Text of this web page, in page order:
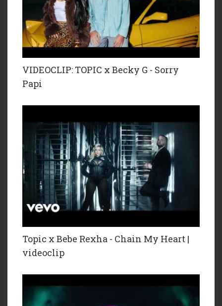
VIDEOCLIP: TOPIC x Becky G - Sorry
Papi
Topic x Bebe Rexha - Chain My Heart |
videoclip